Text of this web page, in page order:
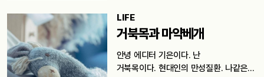
LIFE
거북목과 마약베개
안녕 에디터 기은이다. 난
거북목이다. 현대인의 만성질환. 나같은